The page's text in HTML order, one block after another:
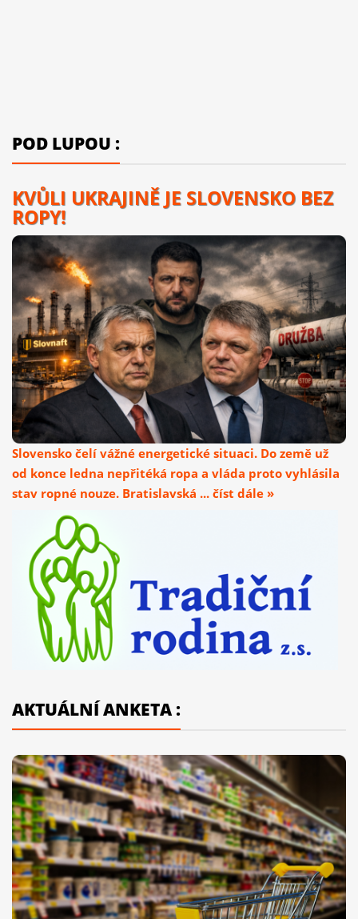
POD LUPOU :
KVŮLI UKRAJINĚ JE SLOVENSKO BEZ
ROPY!
Slovensko čelí vážné energetické situaci. Do země už
od konce ledna nepřitéká ropa a vláda proto vyhlásila
stav ropné nouze. Bratislavská ... číst dále »
AKTUÁLNÍ ANKETA :